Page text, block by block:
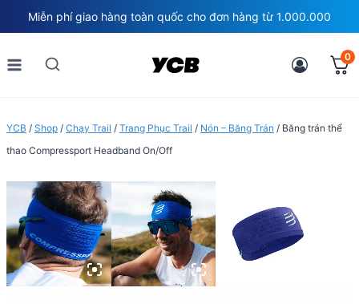
to
content
Miễn phí giao hàng toàn quốc cho đơn hàng từ 1.000.000
0
YCB / Shop / Chạy Trail / Trang Phục Trail / Nón – Băng Trán / Băng trán thể
thao Compressport Headband On/Off